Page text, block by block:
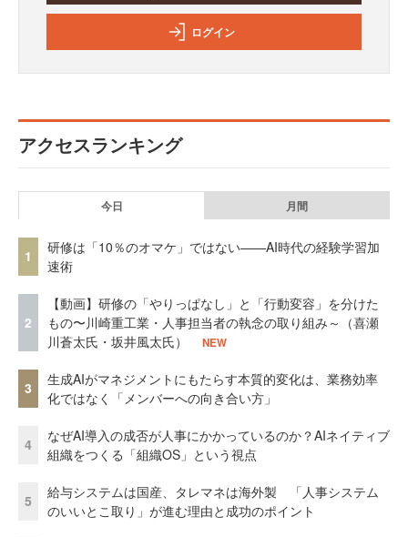
ログイン
アクセスランキング
今日 月間
1
研修は「10％のオマケ」ではない——AI時代の経験学習加
速術
2
【動画】研修の「やりっぱなし」と「行動変容」を分けた
もの〜川崎重工業・人事担当者の執念の取り組み～（喜瀬
川蒼太氏・坂井風太氏）
NEW
3
生成AIがマネジメントにもたらす本質的変化は、業務効率
化ではなく「メンバーへの向き合い方」
4
なぜAI導入の成否が人事にかかっているのか？AIネイティブ
組織をつくる「組織OS」という視点
5
給与システムは国産、タレマネは海外製 「人事システム
のいいとこ取り」が進む理由と成功のポイント